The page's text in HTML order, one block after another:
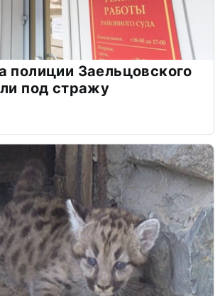
полиции Заельцовского
под стражу